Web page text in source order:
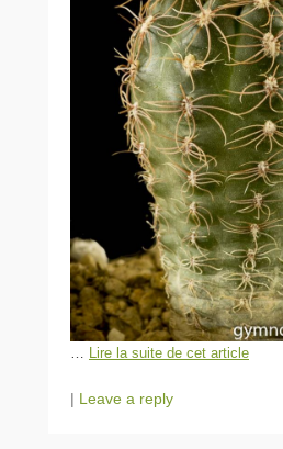
Lire la suite de cet article
| Leave a reply